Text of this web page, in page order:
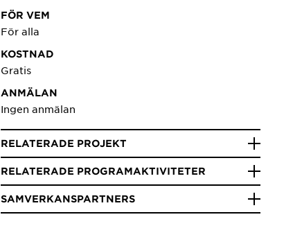
FÖR VEM
För alla
KOSTNAD
Gratis
ANMÄLAN
Ingen anmälan
RELATERADE PROJEKT
RELATERADE PROGRAMAKTIVITETER
SAMVERKANSPARTNERS